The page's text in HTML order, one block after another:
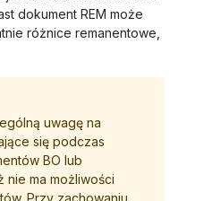
dokument REM może
różnice remanentowe,
uwagę na
się podczas
BO lub
nie ma możliwości